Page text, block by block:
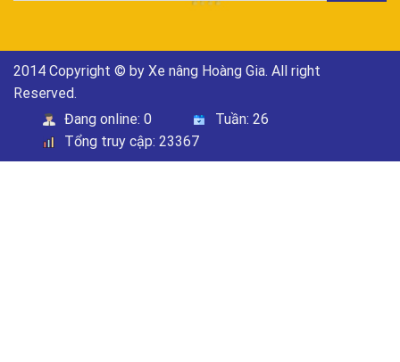
2014 Copyright © by Xe nâng Hoàng Gia. All right
Reserved.
Đang online: 0 Tuần: 26
Tổng truy cập: 23367